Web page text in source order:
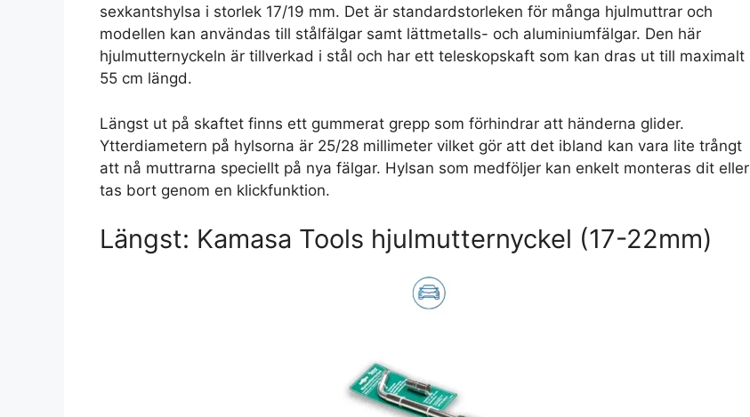
sexkantshylsa i storlek 17/19 mm. Det är standardstorleken för många hjulmuttrar och
modellen kan användas till stålfälgar samt lättmetalls- och aluminiumfälgar. Den här
hjulmutternyckeln är tillverkad i stål och har ett teleskopskaft som kan dras ut till maximalt
55 cm längd.
Längst ut på skaftet finns ett gummerat grepp som förhindrar att händerna glider.
Ytterdiametern på hylsorna är 25/28 millimeter vilket gör att det ibland kan vara lite trångt
att nå muttrarna speciellt på nya fälgar. Hylsan som medföljer kan enkelt monteras dit eller
tas bort genom en klickfunktion.
Längst: Kamasa Tools hjulmutternyckel (17-22mm)